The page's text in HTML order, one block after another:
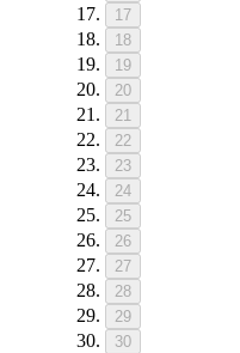
17
18
19
20
21
22
23
24
25
26
27
28
29
30